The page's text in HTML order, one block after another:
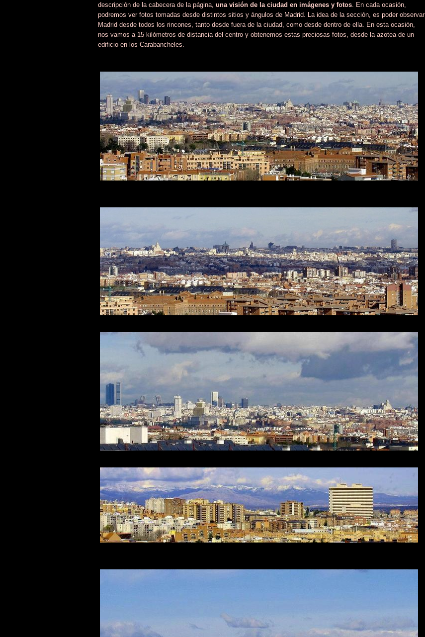
descripción de la cabecera de la página, una visión de la ciudad en imágenes y fotos . En cada ocasión,
podremos ver fotos tomadas desde distintos sitios y ángulos de Madrid. La idea de la sección, es poder observar
Madrid desde todos los rincones, tanto desde fuera de la ciudad, como desde dentro de ella. En esta ocasión,
nos vamos a 15 kilómetros de distancia del centro y obtenemos estas preciosas fotos, desde la azotea de un
edificio en los Carabancheles.